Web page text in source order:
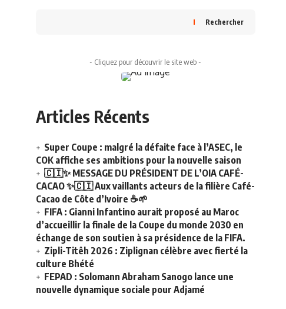
Rechercher
- Cliquez pour découvrir le site web -
Articles Récents
Super Coupe : malgré la défaite face à l’ASEC, le
COK affiche ses ambitions pour la nouvelle saison
🇨🇮✨ MESSAGE DU PRÉSIDENT DE L’OIA CAFÉ-
CACAO ✨🇨🇮 Aux vaillants acteurs de la filière Café-
Cacao de Côte d’Ivoire ☕🌱
FIFA : Gianni Infantino aurait proposé au Maroc
d’accueillir la finale de la Coupe du monde 2030 en
échange de son soutien à sa présidence de la FIFA.
Zipli-Titêh 2026 : Ziplignan célèbre avec fierté la
culture Bhété
FEPAD : Solomann Abraham Sanogo lance une
nouvelle dynamique sociale pour Adjamé